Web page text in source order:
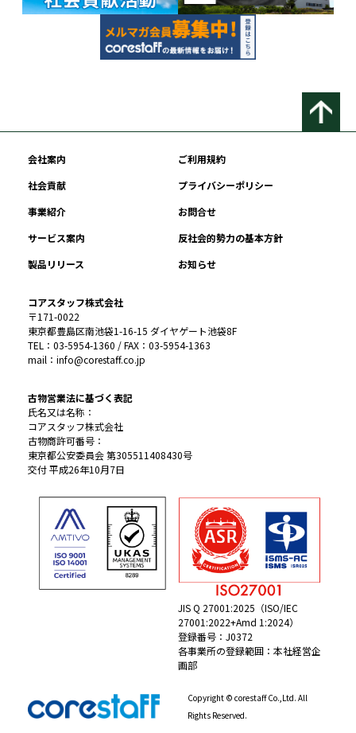
会社案内
ご利用規約
社会貢献
プライバシーポリシー
事業紹介
お問合せ
サービス案内
反社会的勢力の基本方針
製品リリース
お知らせ
コアスタッフ株式会社
〒171-0022
東京都豊島区南池袋1-16-15 ダイヤゲート池袋8F
TEL：03-5954-1360 / FAX：03-5954-1363
mail：info@corestaff.co.jp
古物営業法に基づく表記
氏名又は名称：
コアスタッフ株式会社
古物商許可番号：
東京都公安委員会 第305511408430号
交付 平成26年10月7日
JIS Q 27001:2025（ISO/IEC
27001:2022+Amd 1:2024）
登録番号：J0372
各事業所の登録範囲：本社経営企
画部
Copyright © corestaff Co.,Ltd. All
Rights Reserved.